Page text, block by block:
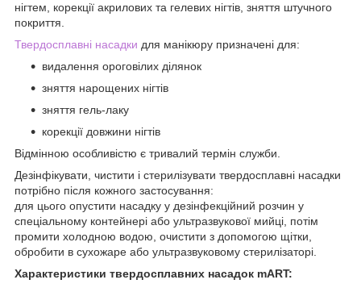
нігтем, корекції акрилових та гелевих нігтів, зняття штучного
покриття.
Твердосплавні насадки для манікюру призначені для:
видалення ороговілих ділянок
зняття нарощених нігтів
зняття гель-лаку
корекції довжини нігтів
Відмінною особливістю є тривалий термін служби.
Дезінфікувати, чистити і стерилізувати твердосплавні насадки
потрібно після кожного застосування:
для цього опустити насадку у дезінфекційний розчин у
спеціальному контейнері або ультразвукової мийці, потім
промити холодною водою, очистити з допомогою щітки,
обробити в сухожаре або ультразвуковому стерилізаторі.
Характеристики твердосплавних насадок mART: